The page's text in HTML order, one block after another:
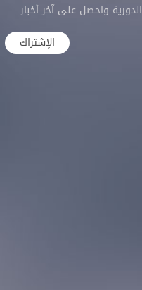
اشترك الآن في نشرة ITIDA الدورية واحصل على آخر أخبار
الإشتراك